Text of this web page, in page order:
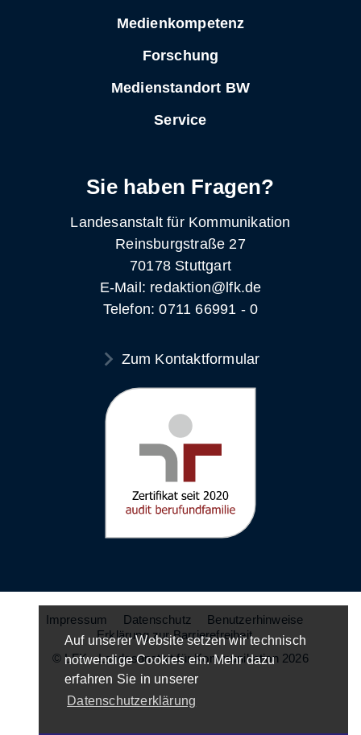
Auf unserer Website setzen wir technisch
notwendige Cookies ein. Mehr dazu
erfahren Sie in unserer
Datenschutzerklärung
Medienkompetenz
Forschung
Medienstandort BW
Service
Sie haben Fragen?
Landesanstalt für Kommunikation
Reinsburgstraße 27
70178 Stuttgart
E-Mail: redaktion@lfk.de
Telefon: 0711 66991 - 0
Zum Kontaktformular
Impressum Datenschutz
Benutzerhinweise
Erklärung zur Barrierefreiheit
© LFK - Landesanstalt für Kommunikation 2026